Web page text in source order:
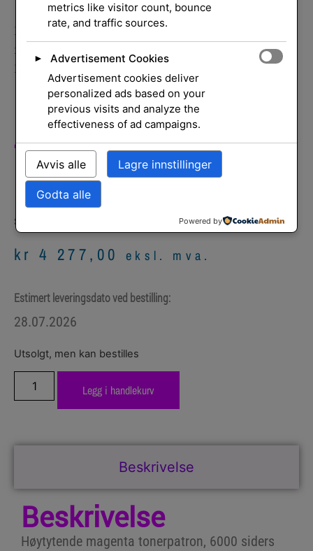
Hjem / Skrivere og
rekvisita
/ Kit 415X
Magenta LJ Toner
Kit 415X Magenta LJ
Toner
SKU Tonerkassetter Merke:HP
kr 4 277,00 eksl. mva.
Estimert leveringsdato ved bestilling:
28.07.2026
Utsolgt, men kan bestilles
Legg i handlekurv
Beskrivelse
Beskrivelse
Høytytende magenta tonerpatron, 6000 siders
metrics like visitor count, bounce
rate, and traffic sources.
►
Advertisement Cookies
Advertisement cookies deliver
personalized ads based on your
previous visits and analyze the
effectiveness of ad campaigns.
Avvis alle Lagre innstillinger
Godta alle
Powered by